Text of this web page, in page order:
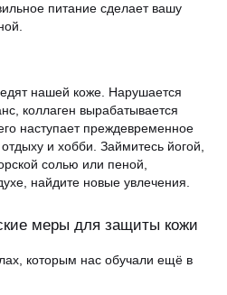
питание сделает вашу
нашей коже. Нарушается
коллаген вырабатывается
наступает преждевременное
и хобби. Займитесь йогой,
солью или пеной,
найдите новые увлечения.
меры для защиты кожи
которым нас обучали ещё в